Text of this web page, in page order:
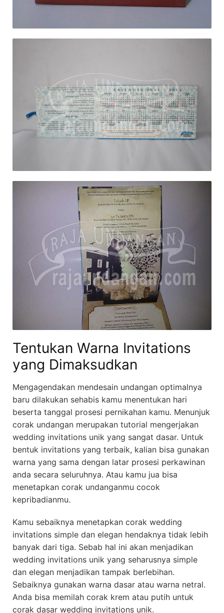
Tentukan Warna Invitations
yang Dimaksudkan
Mengagendakan mendesain undangan optimalnya
baru dilakukan sehabis kamu menentukan hari
beserta tanggal prosesi pernikahan kamu. Menunjuk
corak undangan merupakan tutorial mengerjakan
wedding invitations unik yang sangat dasar. Untuk
bentuk invitations yang terbaik, kalian bisa gunakan
warna yang sama dengan latar prosesi perkawinan
anda secara seluruhnya. Atau kamu jua bisa
menetapkan corak undanganmu cocok
kepribadianmu.
Kamu sebaiknya menetapkan corak wedding
invitations simple dan elegan hendaknya tidak lebih
banyak dari tiga. Sebab hal ini akan menjadikan
wedding invitations unik yang seharusnya simple
dan elegan menjadikan tampak berlebihan.
Sebaiknya gunakan warna dasar atau warna netral.
Anda bisa memilah corak krem atau putih untuk
corak dasar wedding invitations unik.